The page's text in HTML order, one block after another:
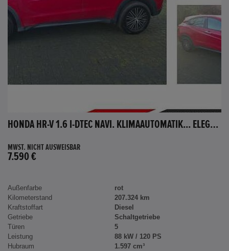
HONDA HR-V 1.6 I-DTEC NAVI. KLIMAAUTOMATIK... ELEGANCE
MWST. NICHT AUSWEISBAR
7.590 €
Außenfarbe
rot
Kilometerstand
207.324 km
Kraftstoffart
Diesel
Getriebe
Schaltgetriebe
Türen
5
Leistung
88 kW / 120 PS
Hubraum
1.597 cm³